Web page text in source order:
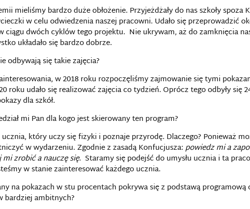
mieliśmy bardzo duże obłożenie. Przyjeżdżały do nas szkoły spoza
w celu odwiedzenia naszej pracowni. Udało się przeprowadzić
ciągu dwóch cyklów tego projektu. Nie ukrywam, aż do zamknięcia
układało się bardzo dobrze.
odbywają się takie zajęcia?
w 2018 roku rozpoczęliśmy zajmowanie się tymi
roku udało się realizować zajęcia co tydzień. Oprócz tego odbyły się
dla szkół.
mi Pan dla kogo jest skierowany ten program?
który uczy się fizyki i poznaje przyrodę. Dlaczego? Ponieważ
w wydarzeniu. Zgodnie z zasadą Konfucjusza:powiedz mi a
zrobić a nauczę się. Staramy się podejść do umysłu ucznia i ta
w stanie zainteresować każdego ucznia.
na pokazach w stu procentach pokrywa się z podstawą programową
bardziej ambitnych?